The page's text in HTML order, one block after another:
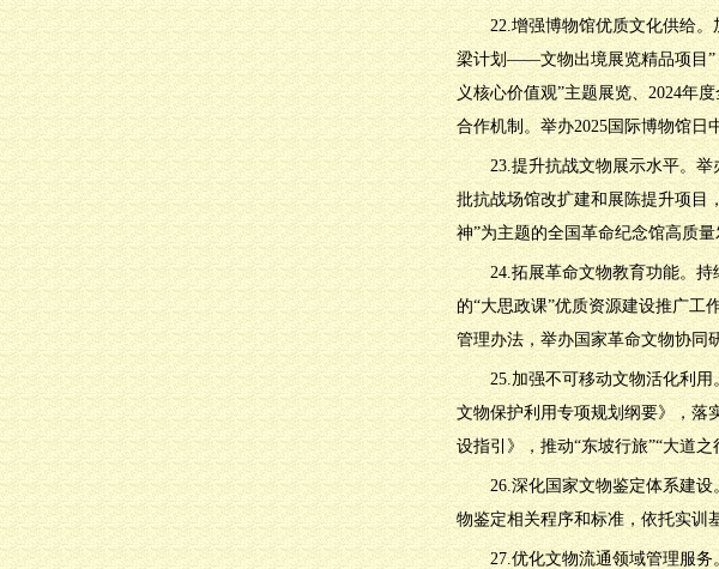
22.增强博物馆优质文化供给
梁计划——文物出境展览精品项目”
义核心价值观”主题展览、2024年
合作机制。举办2025国际博物馆日
23.提升抗战文物展示水平。
批抗战场馆改扩建和展陈提升项目
神”为主题的全国革命纪念馆高质
24.拓展革命文物教育功能。
的“大思政课”优质资源建设推广工
管理办法，举办国家革命文物协同
25.加强不可移动文物活化利
文物保护利用专项规划纲要》，落
设指引》，推动“东坡行旅”“大道
26.深化国家文物鉴定体系建
物鉴定相关程序和标准，依托实训
27.优化文物流通领域管理服